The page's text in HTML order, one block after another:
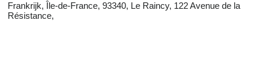
Frankrijk, Île-de-France, 93340, Le Raincy, 122 Avenue de la
Résistance,